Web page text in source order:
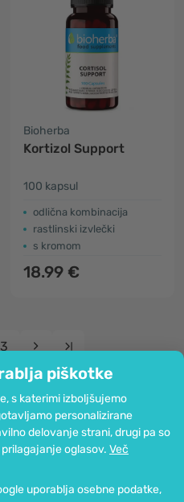
piškotke
s katerimi izboljšujemo
personalizirane
delovanje strani, drugi pa so
oglasov. Več
uporablja osebne podatke,
Bioherba
Kortizol Support
100 kapsul
odlična kombinacija
rastlinski izvlečki
s kromom
18.99 €
3